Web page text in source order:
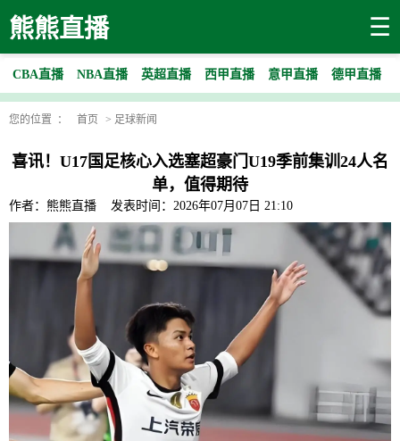
熊熊直播 ☰
CBA直播 NBA直播 英超直播 西甲直播 意甲直播 德甲直播
您的位置 ： 首页 > 足球新闻
喜讯！U17国足核心入选塞超豪门U19季前集训24人名
单，值得期待
作者：熊熊直播 发表时间：2026年07月07日 21:10